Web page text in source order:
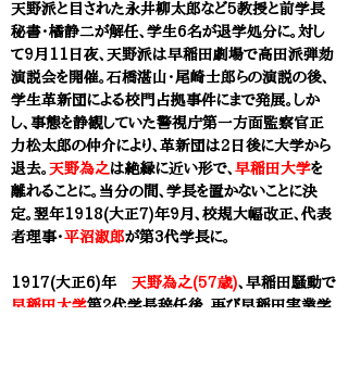
天野派と目された永井柳太郎など5教授と前学長
秘書・橘静二が解任、学生6名が退学処分に。対し
て9月11日夜、天野派は早稲田劇場で高田派弾劾
演説会を開催。石橋湛山・尾崎士郎らの演説の後、
学生革新団による校門占拠事件にまで発展。しか
し、事態を静観していた警視庁第一方面監察官正
力松太郎の仲介により、革新団は2日後に大学から
退去。 天野為之は絶縁に近い形で、 早稲田大学を
離れることに。当分の間、学長を置かないことに決
定。翌年1918(大正7)年9月、校規大幅改正、代表
者理事・平沼淑郎が第3代学長に。
1917(大正6)年 天野為之(57歳)、早稲田騒動で
早稲田大学第2代学長辞任後、再び早稲田実業学